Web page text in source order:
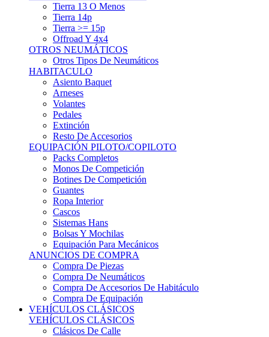
Tierra 13 O Menos
Tierra 14p
Tierra >= 15p
Offroad Y 4x4
OTROS NEUMÁTICOS
Otros Tipos De Neumáticos
HABITACULO
Asiento Baquet
Arneses
Volantes
Pedales
Extinción
Resto De Accesorios
EQUIPACIÓN PILOTO/COPILOTO
Packs Completos
Monos De Competición
Botines De Competición
Guantes
Ropa Interior
Cascos
Sistemas Hans
Bolsas Y Mochilas
Equipación Para Mecánicos
ANUNCIOS DE COMPRA
Compra De Piezas
Compra De Neumáticos
Compra De Accesorios De Habitáculo
Compra De Equipación
VEHÍCULOS CLÁSICOS
VEHÍCULOS CLÁSICOS
Clásicos De Calle